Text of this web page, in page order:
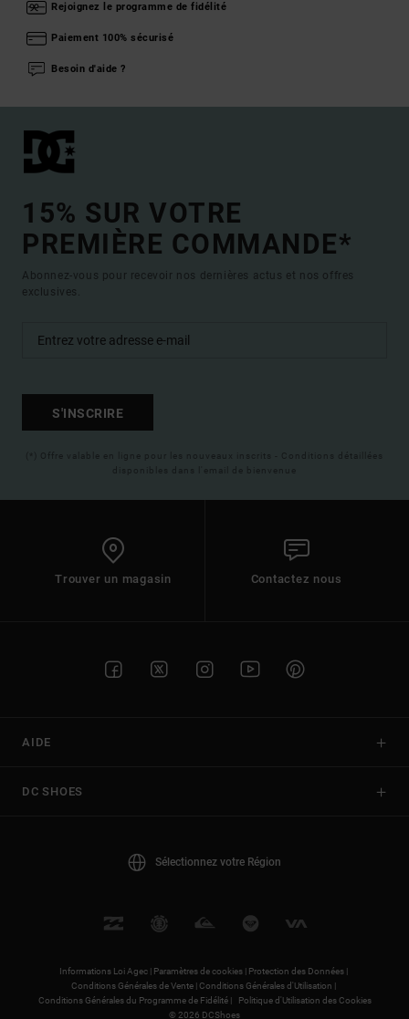
Rejoignez le programme de fidélité
Paiement 100% sécurisé
Besoin d'aide ?
15% SUR VOTRE
PREMIÈRE COMMANDE*
Abonnez-vous pour recevoir nos dernières actus et nos offres
exclusives.
S'INSCRIRE
(*) Offre valable en ligne pour les nouveaux inscrits - Conditions détaillées
disponibles dans l'email de bienvenue
Trouver un magasin Contactez nous
AIDE
DC SHOES
Sélectionnez votre Région
Informations Loi Agec | Paramètres de cookies |
Protection des Données |
Conditions Générales de Vente | Conditions Générales d'Utilisation |
Conditions Générales du Programme de Fidélité |
Politique d'Utilisation des Cookies
© 2026 DCShoes